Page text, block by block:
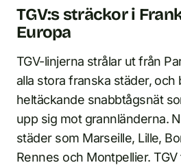
TGV:s sträckor i
Europa
TGV-linjerna strålar ut från
alla stora franska städer, och
heltäckande snabbtågsnät
upp sig mot grannländerna.
städer som Marseille, Lille,
Rennes och Montpellier.